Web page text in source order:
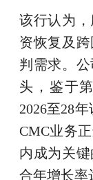
该行认为
资恢复及
判需求。
头，鉴于
2026至28
CMC业务
内成为关
合年增长率